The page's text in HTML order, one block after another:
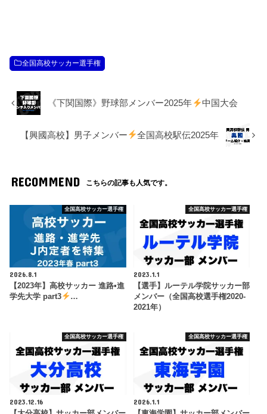
全国高校サッカー選手権
《下関国際》野球部メンバー2025年 中国大会
【興國高校】男子メンバー 全国高校駅伝2025年
RECOMMEND こちらの記事も人気です。
全国高校サッカー選手権
2026.8.1
【2023年】高校サッカー 進路•進
学先大学 part3
…
全国高校サッカー選手権
2023.1.1
【選手】ルーテル学院サッカー部
メンバー（全国高校選手権2020-
2021年）
全国高校サッカー選手権
2023.12.16
全国高校サッカー選手権
2026.1.1